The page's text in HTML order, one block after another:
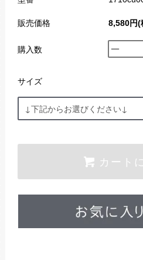
販売価格 8,580円(
購入数
サイズ
カート